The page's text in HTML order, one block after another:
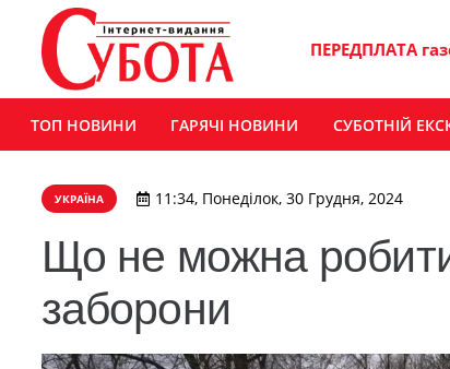
ПЕРЕДПЛАТА
ТОП НОВИНИ ГАРЯЧІ НОВИНИ СУБОТНІЙ
УКРАЇНА 11:34, Понеділок, 30 Грудня, 2024
Що не можна
заборони